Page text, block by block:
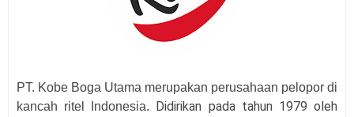
PT. Kobe Boga Utama merupakan perusahaan pelopor di
kancah ritel Indonesia. Didirikan pada tahun 1979 oleh